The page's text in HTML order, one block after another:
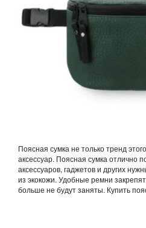
Поясная сумка не только тренд
аксессуар. Поясная сумка отлично
аксессуаров, гаджетов и других
из экокожи. Удобные ремни
больше не будут заняты. Купить